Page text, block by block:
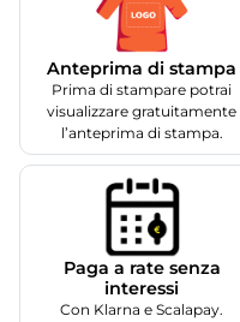
Anteprima di stampa
Prima di stampare potrai
visualizzare gratuitamente
l’anteprima di stampa.
Paga a rate senza
interessi
Con Klarna e Scalapay.